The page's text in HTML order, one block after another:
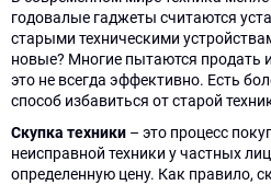
годовалые гаджеты считаются
старыми техническими
новые? Многие пытаются продать
это не всегда эффективно. Есть
способ избавиться от старой
Скупка техники – это процесс
неисправной техники у частных
определенную цену. Как правило,